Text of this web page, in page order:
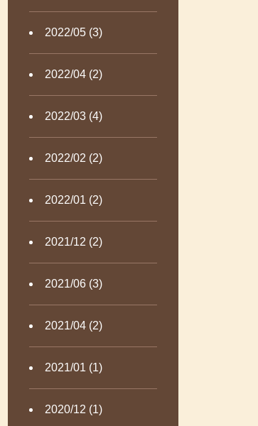
2022/05 (3)
2022/04 (2)
2022/03 (4)
2022/02 (2)
2022/01 (2)
2021/12 (2)
2021/06 (3)
2021/04 (2)
2021/01 (1)
2020/12 (1)